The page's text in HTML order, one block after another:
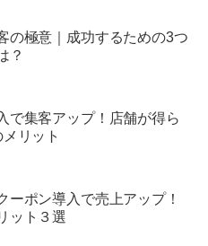
の極意｜成功するための3つ
？
で集客アップ！店舗が得ら
リット
ーポン導入で売上アップ！
ット３選